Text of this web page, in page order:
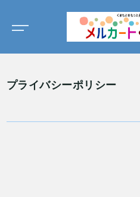
プライバシーポリシー